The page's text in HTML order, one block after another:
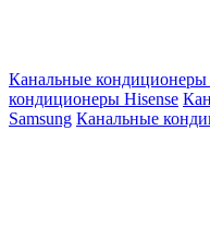
Канальные кондиционеры
кондиционеры Hisense
Samsung Канальные